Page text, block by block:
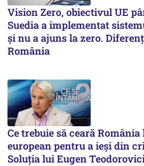
Vision Zero, obiectivul UE
Suedia a implementat
şi nu a ajuns la zero.
România
Ce trebuie să ceară
european pentru a ieși din
Soluția lui Eugen